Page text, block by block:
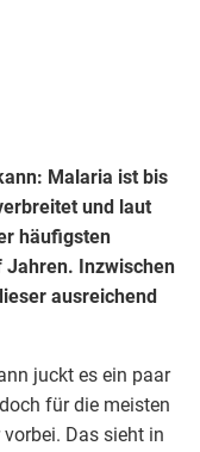
Malaria ist bis
und laut
häufigsten
Jahren. Inzwischen
ausreichend
juckt es ein paar
für die meisten
Das sieht in